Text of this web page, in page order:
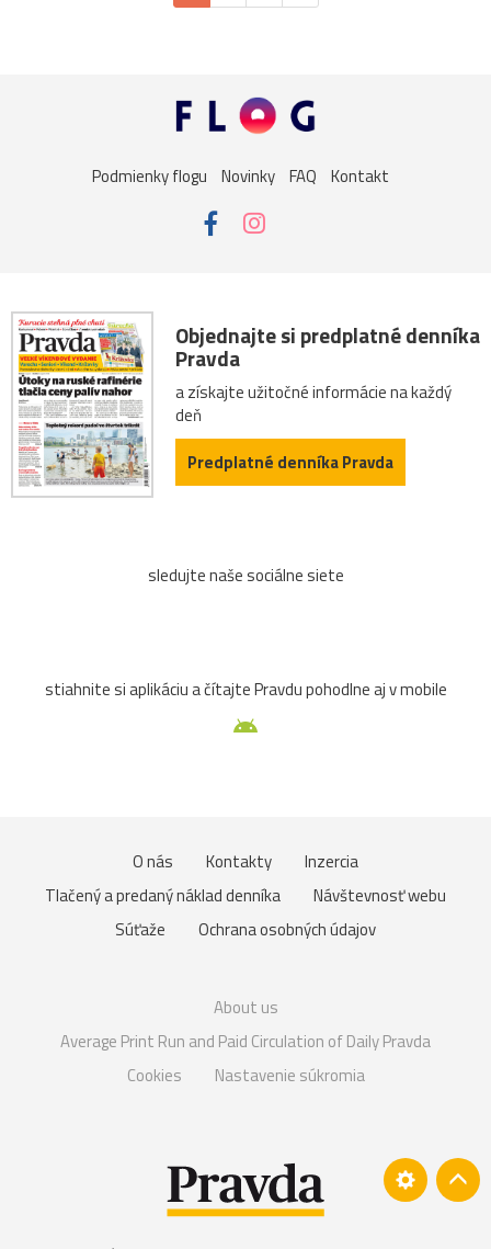
Podmienky flogu Novinky FAQ Kontakt
Objednajte si predplatné denníka
Pravda
a získajte užitočné informácie na každý
deň
Predplatné denníka Pravda
sledujte naše sociálne siete
stiahnite si aplikáciu a čítajte Pravdu pohodlne aj v mobile
O nás Kontakty
Inzercia
Tlačený a predaný náklad denníka
Návštevnosť webu
Súťaže
Ochrana osobných údajov
About us
Average Print Run and Paid Circulation of Daily Pravda
Cookies
Nastavenie súkromia